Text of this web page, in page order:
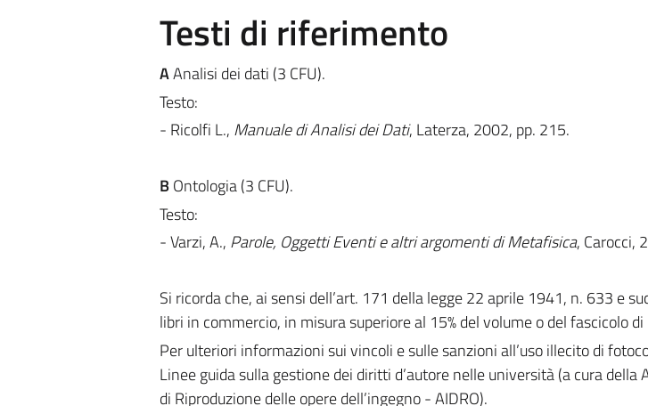
Testi di riferimento
AAnalisi dei dati (3 CFU).
Testo:
- Ricolfi L., Manuale di Analisi dei Dati, Laterza, 2002, pp. 215.
BOntologia (3 CFU).
Testo:
- Varzi, A., Parole, Oggetti Eventi e altri argomenti di Metafisica, Carocci,
Si ricorda che, ai sensi dell’art. 171 della legge 22 aprile 1941, n. 633 e
libri in commercio, in misura superiore al 15% del volume o del fascicolo
Per ulteriori informazioni sui vincoli e sulle sanzioni all’uso illecito di
Linee guida sulla gestione dei diritti d’autore nelle università (a cura
di Riproduzione delle opere dell’ingegno - AIDRO).